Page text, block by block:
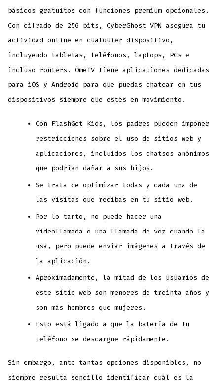
básicos gratuitos con funciones premium opcionales.
Con cifrado de 256 bits, CyberGhost VPN asegura tu
actividad online en cualquier dispositivo,
incluyendo tabletas, teléfonos, laptops, PCs e
incluso routers. OmeTV tiene aplicaciones dedicadas
para iOS y Android para que puedas chatear en tus
dispositivos siempre que estés en movimiento.
Con FlashGet Kids, los padres pueden imponer
restricciones sobre el uso de sitios web y
aplicaciones, incluidos los chatsos anónimos
que podrían dañar a sus hijos.
Se trata de optimizar todas y cada una de
las visitas que recibas en tu sitio web.
Por lo tanto, no puede hacer una
videollamada o una llamada de voz cuando la
usa, pero puede enviar imágenes a través de
la aplicación.
Aproximadamente, la mitad de los usuarios de
este sitio web son menores de treinta años y
son más hombres que mujeres.
Esto está ligado a que la batería de tu
teléfono se descargue rápidamente.
Sin embargo, ante tantas opciones disponibles, no
siempre resulta sencillo identificar cuál es la